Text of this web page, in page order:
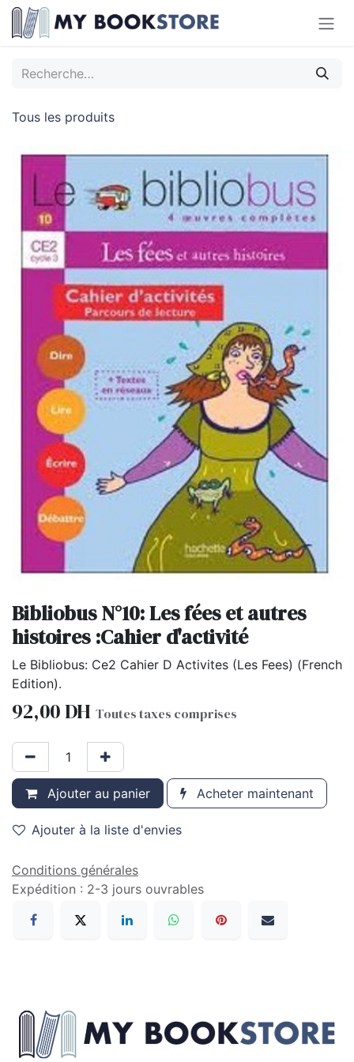
Se rendre au contenu
Tous les produits
Bibliobus N°10: Les fées et autres
histoires :Cahier d'activité
Le Bibliobus: Ce2 Cahier D Activites (Les Fees) (French
Edition).
92,00DH Toutes taxes comprises
Ajouter au panier Acheter maintenant
Ajouter à la liste d'envies
Conditions générales
Expédition : 2-3 jours ouvrables